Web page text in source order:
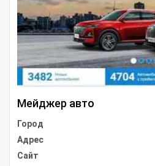
Мейджер авто
Город
Адрес
Сайт